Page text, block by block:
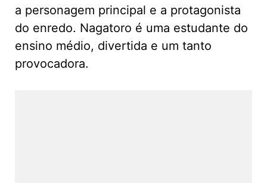
a personagem principal e a protagonista
do enredo. Nagatoro é uma estudante do
ensino médio, divertida e um tanto
provocadora.